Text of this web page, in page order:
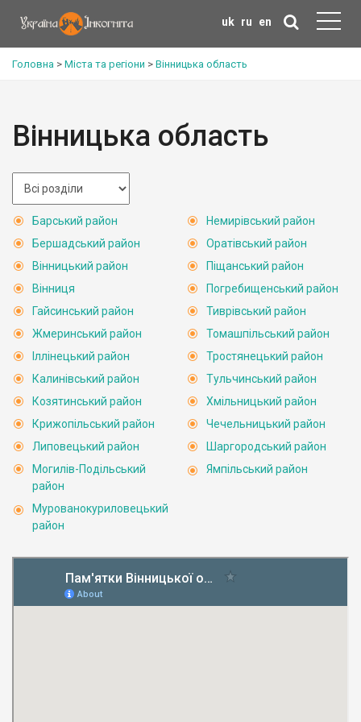
uk ru en
Головна > Міста та регіони > Вінницька область
Вінницька область
Барський район
Бершадський район
Вінницький район
Вінниця
Гайсинський район
Жмеринський район
Іллінецький район
Калинівський район
Козятинський район
Крижопільський район
Липовецький район
Могилів-Подільський
район
Мурованокуриловецький
район
Немирівський район
Оратівський район
Піщанський район
Погребищенський район
Тиврівський район
Томашпільський район
Тростянецький район
Тульчинський район
Хмільницький район
Чечельницький район
Шаргородський район
Ямпільський район